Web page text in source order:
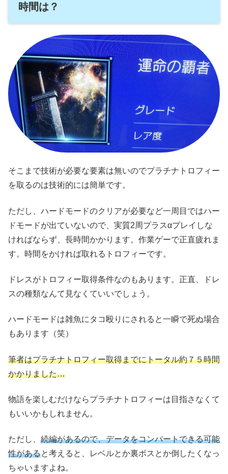
時間は？
そこまで技術が必要な要素は無いのでプラチナトロフィー
を取るのは技術的には簡単です。
ただし、ハードモードのクリアが必要など一周目ではハー
ドモードが出ていないので、実質2周プラスαプレイしな
ければならず、長時間かかります。作業ゲーで正直疲れま
す。時間をかければ取れるトロフィーです。
ドレスがトロフィー取得条件なのもあります。正直、ドレ
スの種類なんて見なくていいでしょう。
ハードモードは雑魚にタコ殴りにされると一瞬で死ぬ場合
もあります（笑）
筆者はプラチナトロフィー取得までにトータル約７５時間
かかりました…
物語を楽しむだけならプラチナトロフィーは目指さなくて
もいいかもしれません。
ただし、 続編があるので、データをコンバートできる可能
性があると考えると、レベルとか裏ボスとか倒したくなっ
ちゃいますよね。